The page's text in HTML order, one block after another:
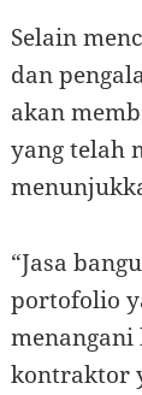
Selain
dan
akan
yang telah
“Jasa
portofolio
menangani
kontraktor